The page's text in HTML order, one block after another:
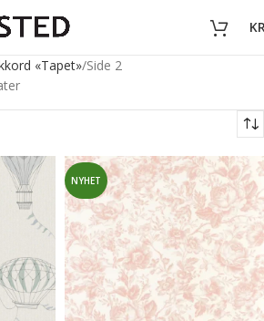
«Tapet» Side 2
NYHET